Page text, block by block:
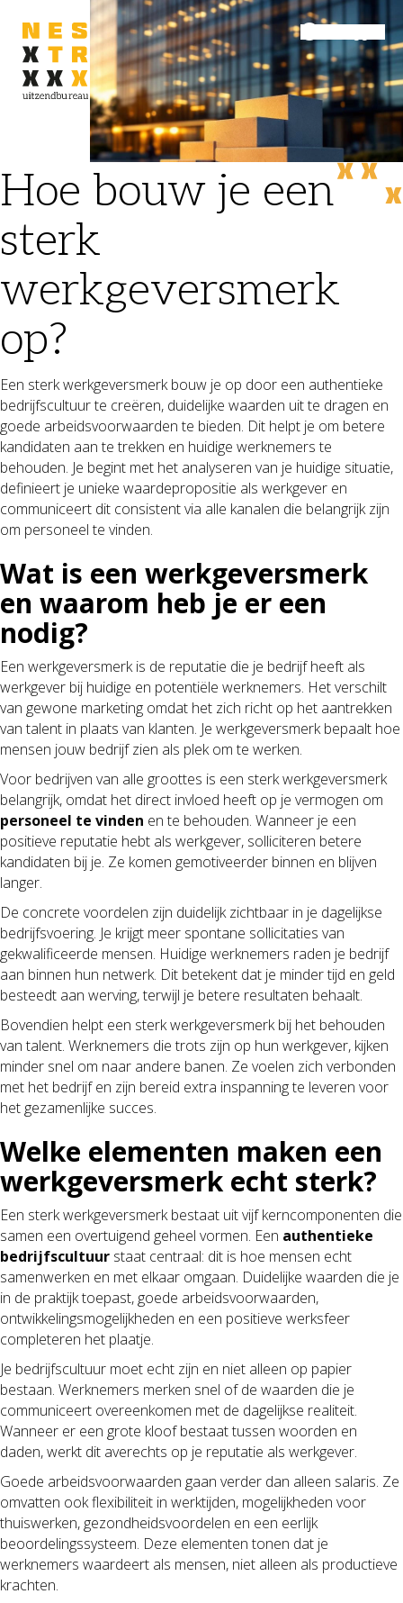
Hoe bouw je een
sterk
werkgeversmerk
op?
Een sterk werkgeversmerk bouw je op door een authentieke
bedrijfscultuur te creëren, duidelijke waarden uit te dragen en
goede arbeidsvoorwaarden te bieden. Dit helpt je om betere
kandidaten aan te trekken en huidige werknemers te
behouden. Je begint met het analyseren van je huidige situatie,
definieert je unieke waardepropositie als werkgever en
communiceert dit consistent via alle kanalen die belangrijk zijn
om personeel te vinden.
Wat is een werkgeversmerk
en waarom heb je er een
nodig?
Een werkgeversmerk is de reputatie die je bedrijf heeft als
werkgever bij huidige en potentiële werknemers. Het verschilt
van gewone marketing omdat het zich richt op het aantrekken
van talent in plaats van klanten. Je werkgeversmerk bepaalt hoe
mensen jouw bedrijf zien als plek om te werken.
Voor bedrijven van alle groottes is een sterk werkgeversmerk
belangrijk, omdat het direct invloed heeft op je vermogen om
personeel te vinden en te behouden. Wanneer je een
positieve reputatie hebt als werkgever, solliciteren betere
kandidaten bij je. Ze komen gemotiveerder binnen en blijven
langer.
De concrete voordelen zijn duidelijk zichtbaar in je dagelijkse
bedrijfsvoering. Je krijgt meer spontane sollicitaties van
gekwalificeerde mensen. Huidige werknemers raden je bedrijf
aan binnen hun netwerk. Dit betekent dat je minder tijd en geld
besteedt aan werving, terwijl je betere resultaten behaalt.
Bovendien helpt een sterk werkgeversmerk bij het behouden
van talent. Werknemers die trots zijn op hun werkgever, kijken
minder snel om naar andere banen. Ze voelen zich verbonden
met het bedrijf en zijn bereid extra inspanning te leveren voor
het gezamenlijke succes.
Welke elementen maken een
werkgeversmerk echt sterk?
Een sterk werkgeversmerk bestaat uit vijf kerncomponenten die
samen een overtuigend geheel vormen. Een authentieke
bedrijfscultuur staat centraal: dit is hoe mensen echt
samenwerken en met elkaar omgaan. Duidelijke waarden die je
in de praktijk toepast, goede arbeidsvoorwaarden,
ontwikkelingsmogelijkheden en een positieve werksfeer
completeren het plaatje.
Je bedrijfscultuur moet echt zijn en niet alleen op papier
bestaan. Werknemers merken snel of de waarden die je
communiceert overeenkomen met de dagelijkse realiteit.
Wanneer er een grote kloof bestaat tussen woorden en
daden, werkt dit averechts op je reputatie als werkgever.
Goede arbeidsvoorwaarden gaan verder dan alleen salaris. Ze
omvatten ook flexibiliteit in werktijden, mogelijkheden voor
thuiswerken, gezondheidsvoordelen en een eerlijk
beoordelingssysteem. Deze elementen tonen dat je
werknemers waardeert als mensen, niet alleen als productieve
krachten.